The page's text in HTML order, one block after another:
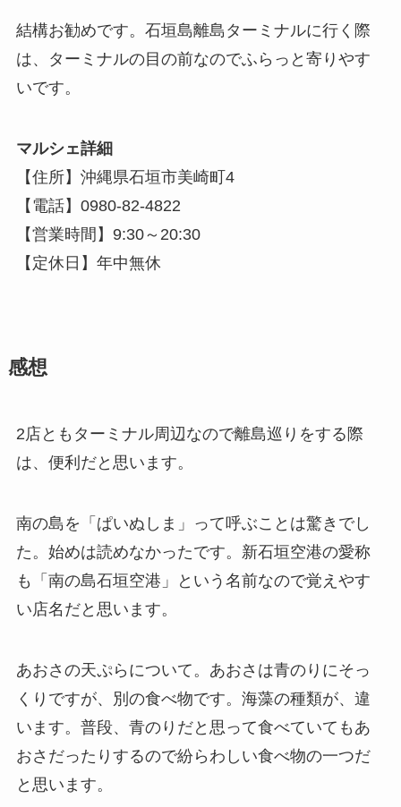
結構お勧めです。石垣島離島ターミナルに行く際
は、ターミナルの目の前なのでふらっと寄りやす
いです。
マルシェ詳細
【住所】沖縄県石垣市美崎町4
【電話】0980-82-4822
【営業時間】9:30～20:30
【定休日】年中無休
感想
2店ともターミナル周辺なので離島巡りをする際
は、便利だと思います。
南の島を「ぱいぬしま」って呼ぶことは驚きでし
た。 始めは読めなかったです。新石垣空港の愛称
も「南の島石垣空港」という名前なので覚えやす
い店名だと思います。
あおさの天ぷらについて。あおさは青のりにそっ
くりですが、別の食べ物です。海藻の種類が、違
います。普段、青のりだと思って食べていてもあ
おさだったりするので紛らわしい食べ物の一つだ
と思います。